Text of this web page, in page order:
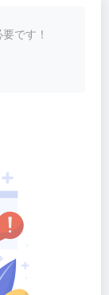
です！